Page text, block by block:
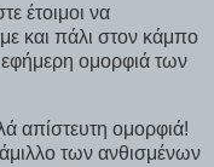
έτοιμοι να
και πάλι στον κάμπο
εφήμερη ομορφιά των
απίστευτη ομορφιά!
των ανθισμένων